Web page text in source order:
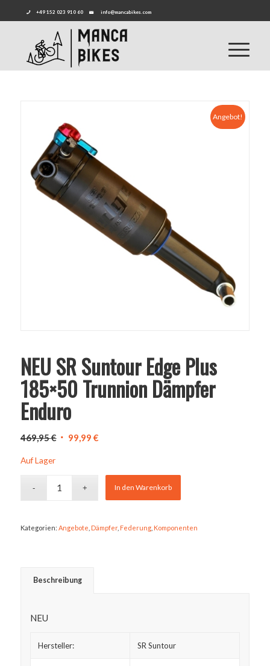
+49 152 023 910 60 info@mancabikes.com
Angebot!
NEU SR Suntour Edge Plus
185×50 Trunnion Dämpfer
Enduro
469,95€ Ursprünglicher
99,99 €Aktueller
Auf Lager
In den Warenkorb
Kategorien: Angebote Dämpfer, Federung, Komponenten
Beschreibung
NEU
Hersteller: SR Suntour